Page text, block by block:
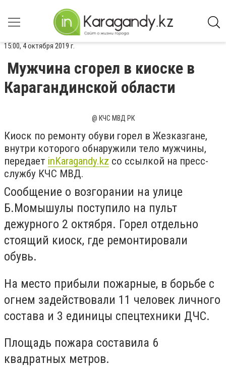
15:00, 4 октября 2019 г.
Мужчина сгорел в киоске в
Карагандинской области
@ КЧС МВД РК
Киоск по ремонту обуви горел в Жезказгане,
внутри которого обнаружили тело мужчины,
передает inKaragandy.kz со ссылкой на пресс-
службу КЧС МВД.
Сообщение о возгорании на улице
Б.Момышулы поступило на пульт
дежурного 2 октября. Горел отдельно
стоящий киоск, где ремонтировали
обувь.
На место прибыли пожарные, в борьбе с
огнем задействовали 11 человек личного
состава и 3 единицы спецтехники ДЧС.
Площадь пожара составила 6
квадратных метров.